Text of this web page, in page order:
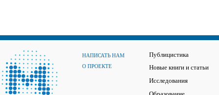
НАПИСАТЬ НАМ
О ПРОЕКТЕ
Публицистика
Новые книги и статьи
Исследования